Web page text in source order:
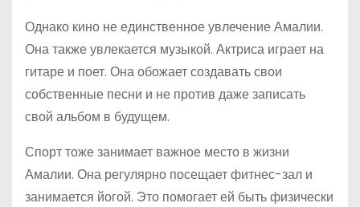
Однако кино не единственное увлечение Амалии.
Она также увлекается музыкой. Актриса играет на
гитаре и поет. Она обожает создавать свои
собственные песни и не против даже записать
свой альбом в будущем.
Спорт тоже занимает важное место в жизни
Амалии. Она регулярно посещает фитнес-зал и
занимается йогой. Это помогает ей быть физически